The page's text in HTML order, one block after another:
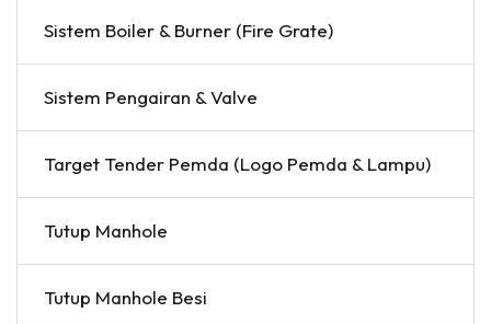
Sistem Boiler & Burner (Fire Grate)
Sistem Pengairan & Valve
Target Tender Pemda (Logo Pemda & Lampu)
Tutup Manhole
Tutup Manhole Besi